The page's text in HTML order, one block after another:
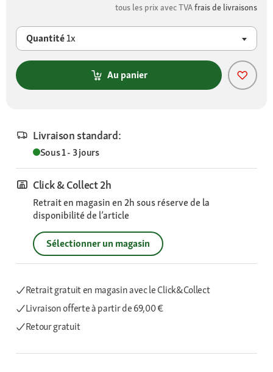
tous les prix avec TVAfrais de livraisons
Quantité1x
Au panier
Livraison standard:
Sous 1 - 3 jours
Click & Collect 2h
Retrait en magasin en 2h sous réserve de la
disponibilité de l’article
Sélectionner un magasin
Retrait gratuit en magasin avec le Click&Collect
Livraison offerteà partir de 69,00 €
Retour gratuit